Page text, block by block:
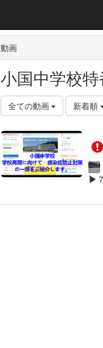
動画
小国中学校特
全ての動画 新着順